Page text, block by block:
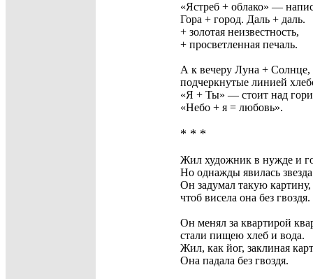
«Ястреб + облако» —
Гора + город. Даль + даль.
+ золотая неизвестность,
+ просветленная печаль.
А к вечеру Луна + Солнце,
подчеркнутые линией
«Я + Ты» — стоит над
«Небо + я = любовь».
* * *
Жил художник в нужде и
Но однажды явилась
Он задумал такую картину,
чтоб висела она без гвоздя.
Он менял за квартирой
стали пищею хлеб и вода.
Жил, как йог, заклиная
Она падала без гвоздя.